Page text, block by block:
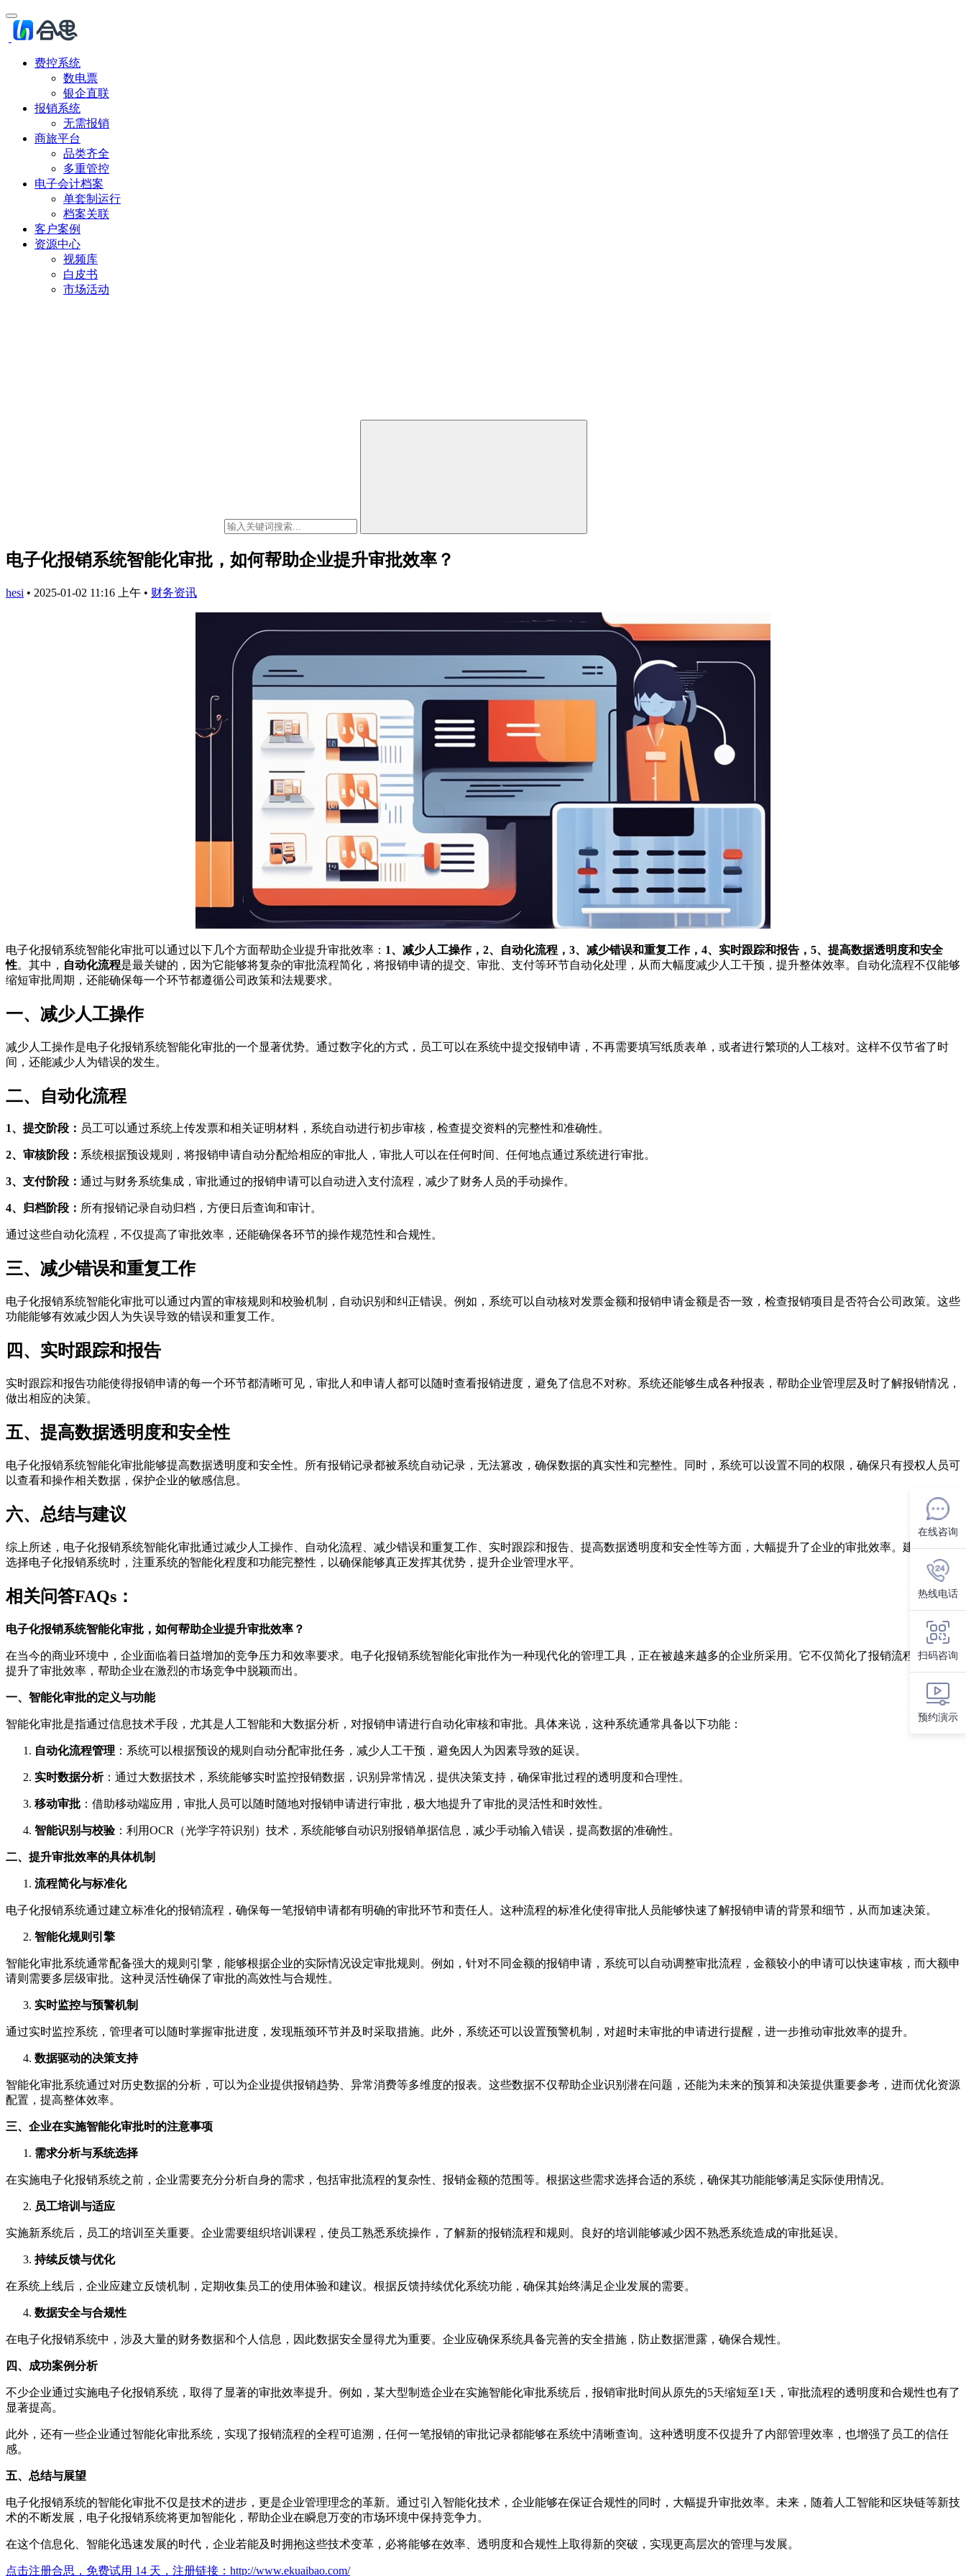
费控系统
数电票
银企直联
报销系统
无需报销
商旅平台
品类齐全
多重管控
电子会计档案
单套制运行
档案关联
客户案例
资源中心
视频库
白皮书
市场活动
电子化报销系统智能化审批，如何帮助企业提升审批效率？
hesi • 2025-01-02 11:16 上午 • 财务资讯
电子化报销系统智能化审批可以通过以下几个方面帮助企业提升审批效率： 1、减少人工操作，2、自动化流程，3、减少错误和重复工作，4、实时跟踪和报告，5、提高数据透明度和安全
性。其中， 自动化流程是最关键的，因为它能够将复杂的审批流程简化，将报销申请的提交、审批、支付等环节自动化处理，从而大幅度减少人工干预，提升整体效率。自动化流程不仅能够
缩短审批周期，还能确保每一个环节都遵循公司政策和法规要求。
一、减少人工操作
减少人工操作是电子化报销系统智能化审批的一个显著优势。通过数字化的方式，员工可以在系统中提交报销申请，不再需要填写纸质表单，或者进行繁琐的人工核对。这样不仅节省了时
间，还能减少人为错误的发生。
二、自动化流程
1、提交阶段： 员工可以通过系统上传发票和相关证明材料，系统自动进行初步审核，检查提交资料的完整性和准确性。
2、审核阶段： 系统根据预设规则，将报销申请自动分配给相应的审批人，审批人可以在任何时间、任何地点通过系统进行审批。
3、支付阶段： 通过与财务系统集成，审批通过的报销申请可以自动进入支付流程，减少了财务人员的手动操作。
4、归档阶段： 所有报销记录自动归档，方便日后查询和审计。
通过这些自动化流程，不仅提高了审批效率，还能确保各环节的操作规范性和合规性。
三、减少错误和重复工作
电子化报销系统智能化审批可以通过内置的审核规则和校验机制，自动识别和纠正错误。例如，系统可以自动核对发票金额和报销申请金额是否一致，检查报销项目是否符合公司政策。这些
功能能够有效减少因人为失误导致的错误和重复工作。
四、实时跟踪和报告
实时跟踪和报告功能使得报销申请的每一个环节都清晰可见，审批人和申请人都可以随时查看报销进度，避免了信息不对称。系统还能够生成各种报表，帮助企业管理层及时了解报销情况，
做出相应的决策。
五、提高数据透明度和安全性
电子化报销系统智能化审批能够提高数据透明度和安全性。所有报销记录都被系统自动记录，无法篡改，确保数据的真实性和完整性。同时，系统可以设置不同的权限，确保只有授权人员可
以查看和操作相关数据，保护企业的敏感信息。
六、总结与建议
综上所述，电子化报销系统智能化审批通过减少人工操作、自动化流程、减少错误和重复工作、实时跟踪和报告、提高数据透明度和安全性等方面，大幅提升了企业的审批效率。建议企业在
选择电子化报销系统时，注重系统的智能化程度和功能完整性，以确保能够真正发挥其优势，提升企业管理水平。
相关问答FAQs：
电子化报销系统智能化审批，如何帮助企业提升审批效率？
在当今的商业环境中，企业面临着日益增加的竞争压力和效率要求。电子化报销系统智能化审批作为一种现代化的管理工具，正在被越来越多的企业所采用。它不仅简化了报销流程，还显著
提升了审批效率，帮助企业在激烈的市场竞争中脱颖而出。
一、智能化审批的定义与功能
智能化审批是指通过信息技术手段，尤其是人工智能和大数据分析，对报销申请进行自动化审核和审批。具体来说，这种系统通常具备以下功能：
自动化流程管理 ：系统可以根据预设的规则自动分配审批任务，减少人工干预，避免因人为因素导致的延误。
实时数据分析：通过大数据技术，系统能够实时监控报销数据，识别异常情况，提供决策支持，确保审批过程的透明度和合理性。
移动审批 ：借助移动端应用，审批人员可以随时随地对报销申请进行审批，极大地提升了审批的灵活性和时效性。
智能识别与校验：利用OCR（光学字符识别）技术，系统能够自动识别报销单据信息，减少手动输入错误，提高数据的准确性。
二、提升审批效率的具体机制
流程简化与标准化
电子化报销系统通过建立标准化的报销流程，确保每一笔报销申请都有明确的审批环节和责任人。这种流程的标准化使得审批人员能够快速了解报销申请的背景和细节，从而加速决策。
智能化规则引擎
智能化审批系统通常配备强大的规则引擎，能够根据企业的实际情况设定审批规则。例如，针对不同金额的报销申请，系统可以自动调整审批流程，金额较小的申请可以快速审核，而大额申
请则需要多层级审批。这种灵活性确保了审批的高效性与合规性。
实时监控与预警机制
通过实时监控系统，管理者可以随时掌握审批进度，发现瓶颈环节并及时采取措施。此外，系统还可以设置预警机制，对超时未审批的申请进行提醒，进一步推动审批效率的提升。
数据驱动的决策支持
智能化审批系统通过对历史数据的分析，可以为企业提供报销趋势、异常消费等多维度的报表。这些数据不仅帮助企业识别潜在问题，还能为未来的预算和决策提供重要参考，进而优化资源
配置，提高整体效率。
三、企业在实施智能化审批时的注意事项
需求分析与系统选择
在实施电子化报销系统之前，企业需要充分分析自身的需求，包括审批流程的复杂性、报销金额的范围等。根据这些需求选择合适的系统，确保其功能能够满足实际使用情况。
员工培训与适应
实施新系统后，员工的培训至关重要。企业需要组织培训课程，使员工熟悉系统操作，了解新的报销流程和规则。良好的培训能够减少因不熟悉系统造成的审批延误。
持续反馈与优化
在系统上线后，企业应建立反馈机制，定期收集员工的使用体验和建议。根据反馈持续优化系统功能，确保其始终满足企业发展的需要。
数据安全与合规性
在电子化报销系统中，涉及大量的财务数据和个人信息，因此数据安全显得尤为重要。企业应确保系统具备完善的安全措施，防止数据泄露，确保合规性。
四、成功案例分析
不少企业通过实施电子化报销系统，取得了显著的审批效率提升。例如，某大型制造企业在实施智能化审批系统后，报销审批时间从原先的5天缩短至1天，审批流程的透明度和合规性也有了
显著提高。
此外，还有一些企业通过智能化审批系统，实现了报销流程的全程可追溯，任何一笔报销的审批记录都能够在系统中清晰查询。这种透明度不仅提升了内部管理效率，也增强了员工的信任
感。
五、总结与展望
电子化报销系统的智能化审批不仅是技术的进步，更是企业管理理念的革新。通过引入智能化技术，企业能够在保证合规性的同时，大幅提升审批效率。未来，随着人工智能和区块链等新技
术的不断发展，电子化报销系统将更加智能化，帮助企业在瞬息万变的市场环境中保持竞争力。
在这个信息化、智能化迅速发展的时代，企业若能及时拥抱这些技术变革，必将能够在效率、透明度和合规性上取得新的突破，实现更高层次的管理与发展。
点击注册合思，免费试用 14 天，注册链接： http://www.ekuaibao.com/
在线咨询
热线电话
扫码咨询
预约演示